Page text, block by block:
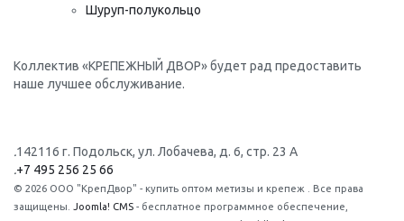
Шуруп-полукольцо
Коллектив «КРЕПЕЖНЫЙ ДВОР» будет рад предоставить
наше лучшее обслуживание.
.142116 г. Подольск, ул. Лобачева, д. 6, стр. 23 А
.+7 495 256 25 66
© 2026 ООО "КрепДвор" - купить оптом метизы и крепеж . Все права
защищены. Joomla! CMS - бесплатное программное обеспечение,